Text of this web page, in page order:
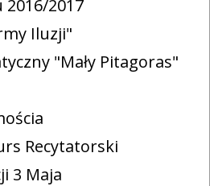
2016/2017
Iluzji"
"Mały Pitagoras"
Recytatorski
3 Maja